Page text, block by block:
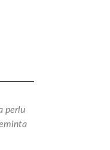
perlu